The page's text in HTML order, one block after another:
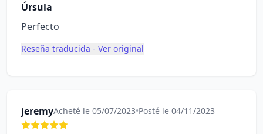
Úrsula
Perfecto
Reseña traducida - Ver original
jeremyAcheté le 05/07/2023•Posté le 04/11/2023